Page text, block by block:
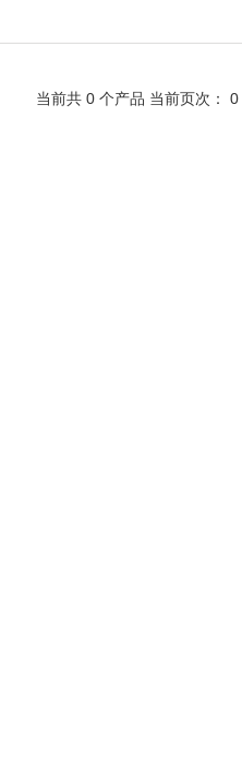
当前共 0 个产品 当前页次： 0